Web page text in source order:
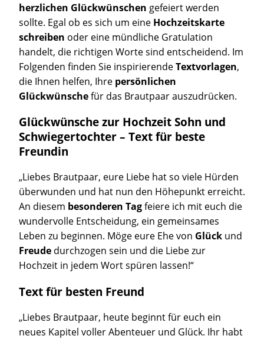
herzlichen Glückwünschen gefeiert werden
sollte. Egal ob es sich um eine Hochzeitskarte
schreiben oder eine mündliche Gratulation
handelt, die richtigen Worte sind entscheidend. Im
Folgenden finden Sie inspirierendeTextvorlagen,
die Ihnen helfen, Ihre persönlichen
Glückwünschefür das Brautpaar auszudrücken.
Glückwünsche zur Hochzeit Sohn und
Schwiegertochter – Text für beste
Freundin
„Liebes Brautpaar, eure Liebe hat so viele Hürden
überwunden und hat nun den Höhepunkt erreicht.
An diesem besonderen Tagfeiere ich mit euch die
wundervolle Entscheidung, ein gemeinsames
Leben zu beginnen. Möge eure Ehe von Glück und
Freude durchzogen sein und die Liebe zur
Hochzeit in jedem Wort spüren lassen!“
Text für besten Freund
„Liebes Brautpaar, heute beginnt für euch ein
neues Kapitel voller Abenteuer und Glück. Ihr habt